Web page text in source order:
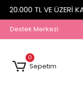
20.000 TL VE ÜZERİ
Destek Merkezi
0
Sepetim